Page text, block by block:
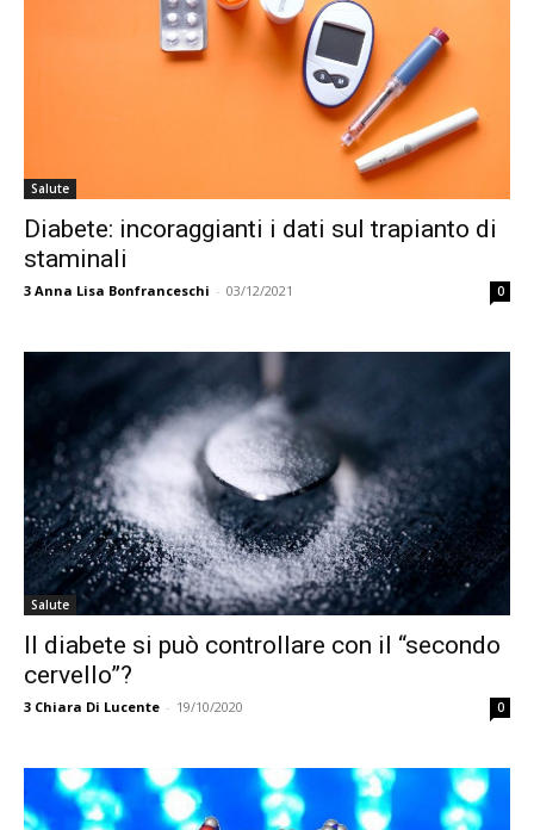
Salute
Diabete: incoraggianti i dati sul trapianto di
staminali
3 Anna Lisa Bonfranceschi - 03/12/2021 0
Salute
Il diabete si può controllare con il “secondo
cervello”?
3 Chiara Di Lucente - 19/10/2020 0